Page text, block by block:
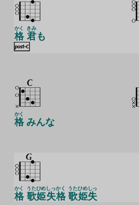
格
かく
君
きみ
も
格
かく
みんな
格
かく
歌
うた
姫
ひめ
失
しっ
格
かく
歌
うた
姫
ひめ
失
しっ